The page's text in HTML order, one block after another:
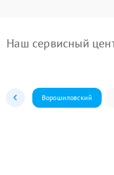
Наш сервисный
Ворошиловский